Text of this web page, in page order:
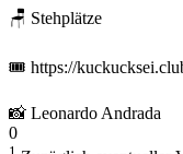
🪑 Stehplätze
🎟️ https://
📸 Leonardo Andrada
0